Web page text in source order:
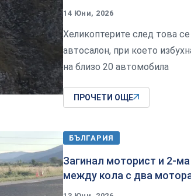
14 Юни, 2026
Хеликоптерите след това
автосалон, при което
на близо 20 автомобила
ПРОЧЕТИ ОЩЕ
БЪЛГАРИЯ
Загинал моторист и 2-
между кола с два